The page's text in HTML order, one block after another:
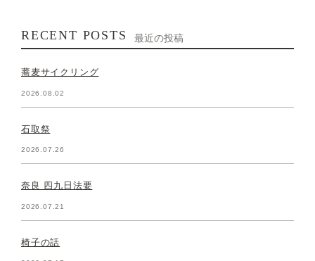
RECENT POSTS 最近の投稿
蕎麦サイクリング
2026.08.02
石取祭
2026.07.26
奈良 四九日法要
2026.07.21
椅子の話